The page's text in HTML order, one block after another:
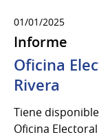
01/01/2025
Informe
Oficina
Rivera
Tiene
Oficina